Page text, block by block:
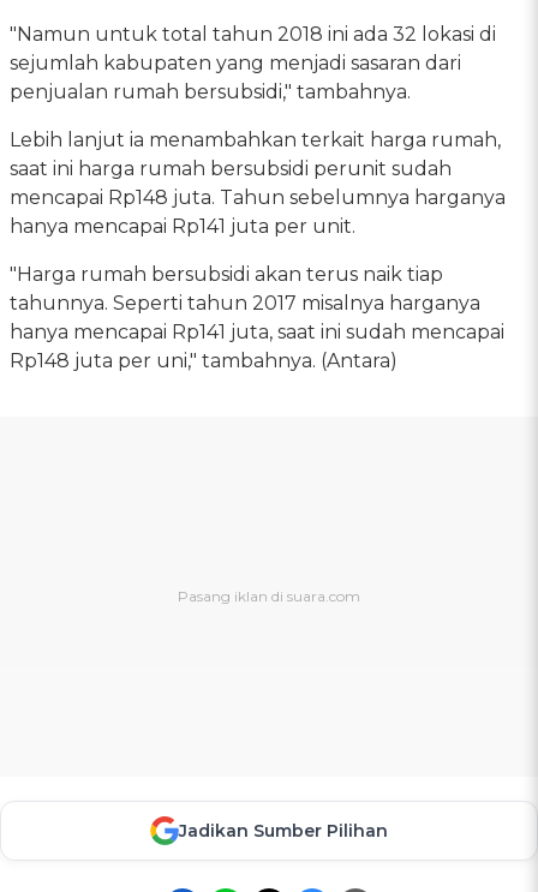
"Namun untuk total tahun 2018 ini ada 32 lokasi di
sejumlah kabupaten yang menjadi sasaran dari
penjualan rumah bersubsidi," tambahnya.
Lebih lanjut ia menambahkan terkait harga rumah,
saat ini harga rumah bersubsidi perunit sudah
mencapai Rp148 juta. Tahun sebelumnya harganya
hanya mencapai Rp141 juta per unit.
"Harga rumah bersubsidi akan terus naik tiap
tahunnya. Seperti tahun 2017 misalnya harganya
hanya mencapai Rp141 juta, saat ini sudah mencapai
Rp148 juta per uni," tambahnya. (Antara)
Jadikan Sumber Pilihan